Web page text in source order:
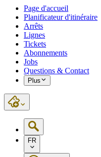
Page d'accueil
Planificateur d'itinéraire
Arrêts
Lignes
Tickets
Abonnements
Jobs
Questions & Contact
Plus
FR